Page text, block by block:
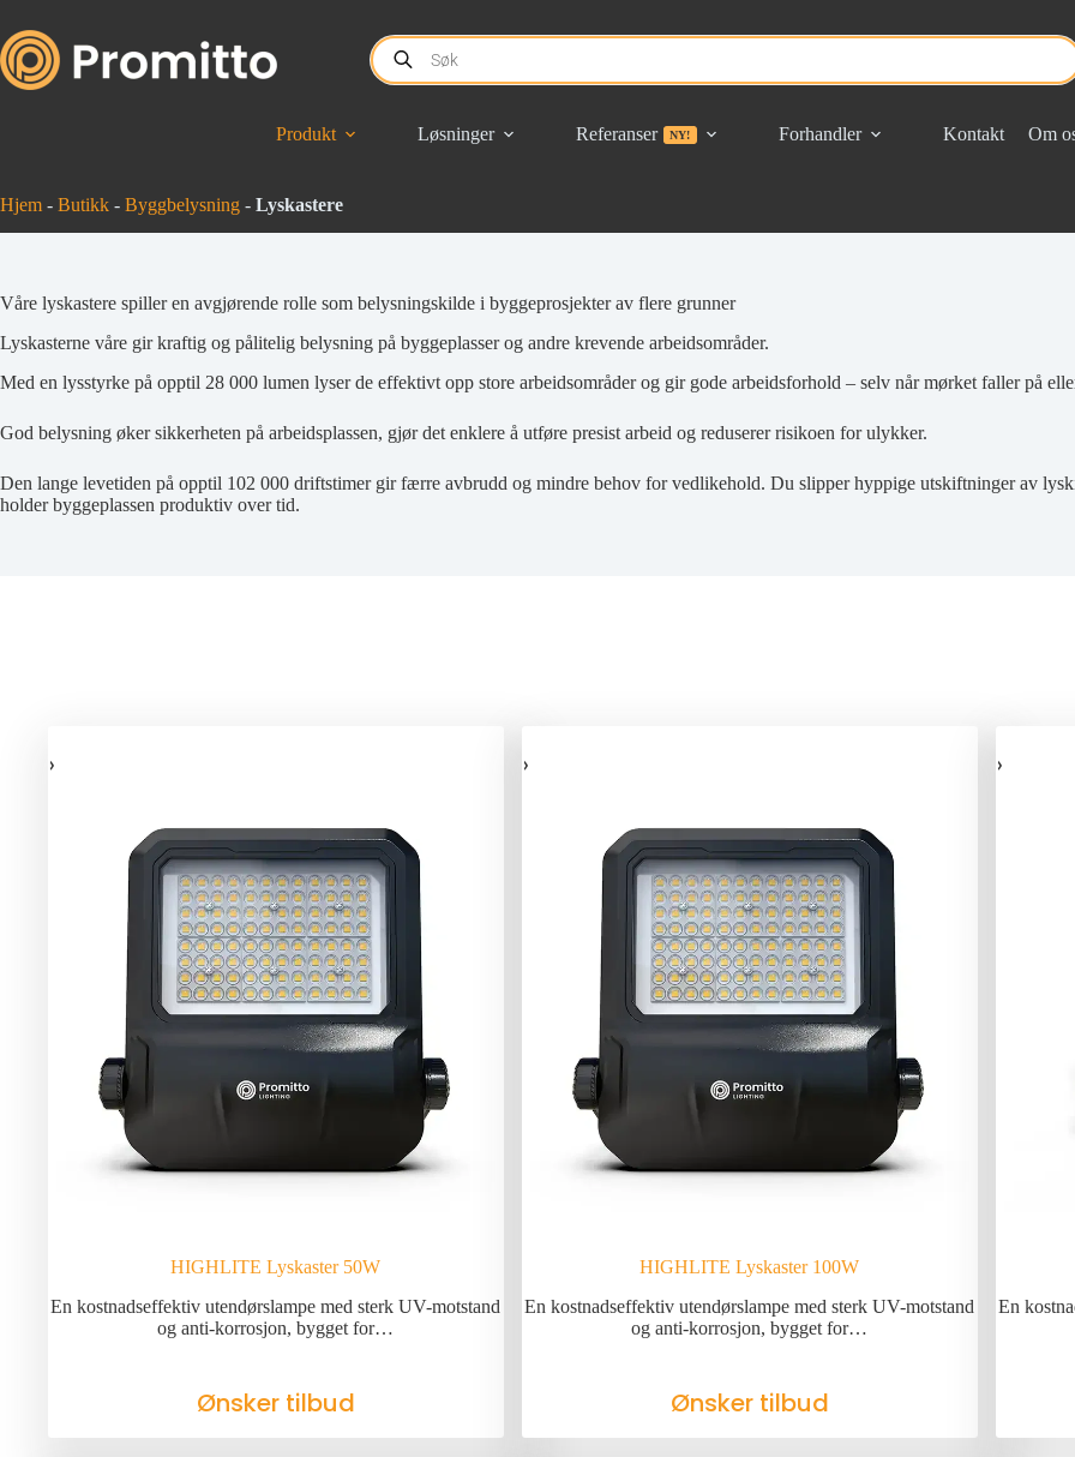
Produkt Løsninger Referanser NY! Forhandler Kontakt Om
Hjem - Butikk - Byggbelysning - Lyskastere
Våre lyskastere spiller en avgjørende rolle som belysningskilde i byggeprosjekter av flere grunner
Lyskasterne våre gir kraftig og pålitelig belysning på byggeplasser og andre krevende arbeidsområder.
Med en lysstyrke på opptil 28 000 lumen lyser de effektivt opp store arbeidsområder og gir gode arbeidsforhold – selv når mørket faller på
God belysning øker sikkerheten på arbeidsplassen, gjør det enklere å utføre presist arbeid og reduserer risikoen for ulykker.
Den lange levetiden på opptil 102 000 driftstimer gir færre avbrudd og mindre behov for vedlikehold. Du slipper hyppige utskiftninger av
holder byggeplassen produktiv over tid.
HIGHLITE Lyskaster 50W
En kostnadseffektiv utendørslampe med sterk UV-motstand
og anti-korrosjon, bygget for…
Ønsker tilbud
HIGHLITE Lyskaster 100W
En kostnadseffektiv utendørslampe med sterk UV-motstand
og anti-korrosjon, bygget for…
Ønsker tilbud
En